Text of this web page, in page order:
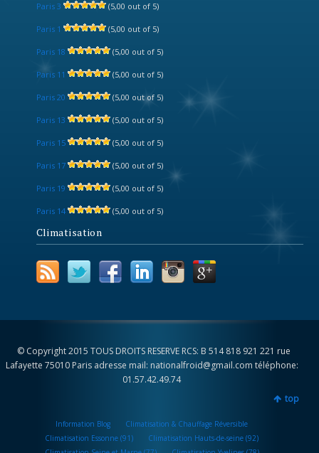
Paris 3 (5,00 out of 5)
Paris 1 (5,00 out of 5)
Paris 18 (5,00 out of 5)
Paris 11 (5,00 out of 5)
Paris 20 (5,00 out of 5)
Paris 13 (5,00 out of 5)
Paris 15 (5,00 out of 5)
Paris 17 (5,00 out of 5)
Paris 19 (5,00 out of 5)
Paris 14 (5,00 out of 5)
Climatisation
© Copyright 2015 TOUS DROITS RESERVE RCS: B 514 818 921 221 rue
Lafayette 75010 Paris adresse mail: nationalfroid@gmail.com téléphone:
01.57.42.49.74
top
Information Blog
Climatisation & Chauffage Réversible
Climatisation Essonne (91)
Climatisation Hauts-de-seine (92)